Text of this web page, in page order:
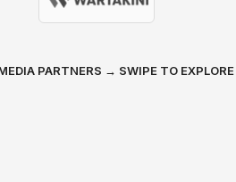
PARTNERS → SWIPE TO EXPLORE